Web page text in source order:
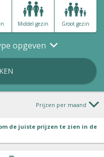
Middel gezin Groot gezin
opgeven
Prijzen per maand
de juiste prijzen te zien in de